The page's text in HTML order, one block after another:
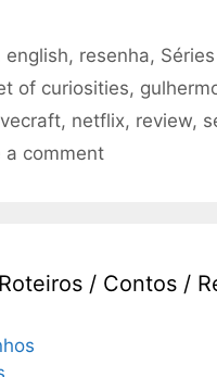
english, resenha, Séries
of curiosities,
, netflix, review,
a comment
/ Contos /